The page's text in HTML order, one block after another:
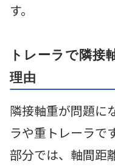
す。
トレーラで隣接
理由
隣接軸重が問題に
ラや重トレーラで
部分では、軸間距